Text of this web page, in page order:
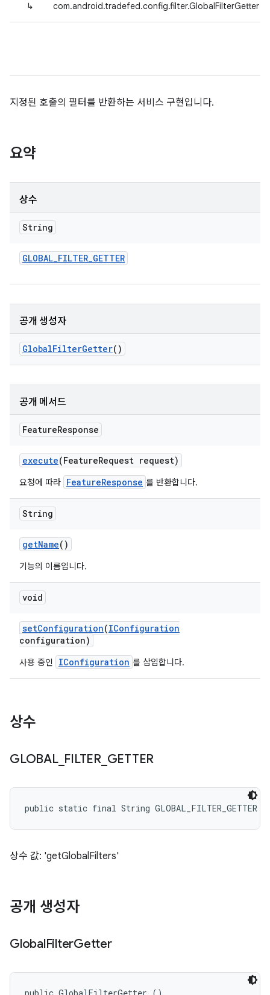
↳ com.android.tradefed.config.filter.GlobalFilterGetter
지정된 호출의 필터를 반환하는 서비스 구현입니다.
요약
상수
String
GLOBAL_FILTER_GETTER
공개 생성자
GlobalFilterGetter()
공개 메서드
FeatureResponse
execute(FeatureRequest request)
요청에 따라 FeatureResponse 를 반환합니다.
String
getName()
기능의 이름입니다.
void
setConfiguration(IConfiguration
configuration)
사용 중인 IConfiguration 를 삽입합니다.
상수
GLOBAL_ FILTER_ GETTER
public static final String GLOBAL_FILTER_GETTER
상수 값: 'getGlobalFilters'
공개 생성자
GlobalFilterGetter